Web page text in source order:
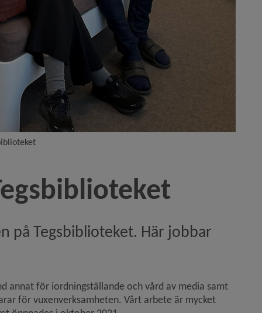
på Tegsbiblioteket. Här jobbar
annat för iordningställande och vård av media samt
för vuxenverksamheten. Vårt arbete är mycket